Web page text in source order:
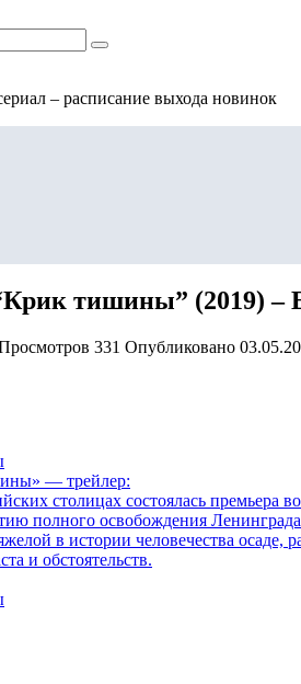
– расписание выхода новинок
тишины” (2019) –
331 Опубликовано
— трейлер:
столицах состоялась
полного освобождения
в истории человечества
и обстоятельств.